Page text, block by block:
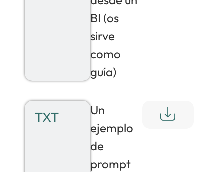
BI (os
sirve
como
guía)
TXT
Un
ejemplo
de
prompt